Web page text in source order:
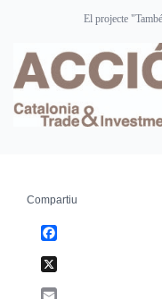
El projecte
Compartiu